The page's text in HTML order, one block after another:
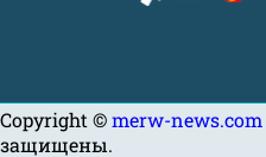
Copyright ©merw-news.com
защищены.